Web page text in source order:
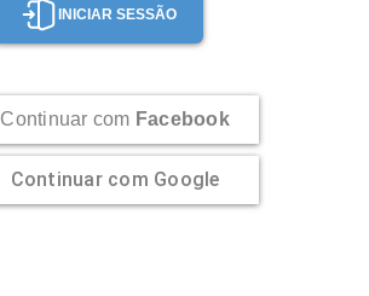
INICIAR SESSÃO
Continuar com Facebook
Continuar com Google